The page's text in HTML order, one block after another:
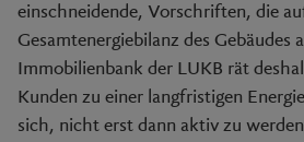
einschneidende, Vorschriften, die
Gesamtenergiebilanz des Gebäudes
Immobilienbank der LUKB rät
Kunden zu einer langfristigen
sich, nicht erst dann aktiv zu